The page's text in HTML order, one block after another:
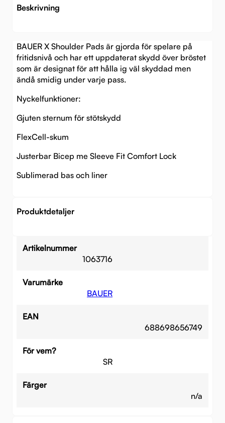
Beskrivning
BAUER X Shoulder Pads är gjorda för spelare på
fritidsnivå och har ett uppdaterat skydd över bröstet
som är designat för att hålla ig väl skyddad men
ändå smidig under varje pass.
Nyckelfunktioner:
Gjuten sternum för stötskydd
FlexCell-skum
Justerbar Bicep me Sleeve Fit Comfort Lock
Sublimerad bas och liner
Produktdetaljer
Artikelnummer
1063716
Varumärke
BAUER
EAN
688698656749
För vem?
SR
Färger
n/a